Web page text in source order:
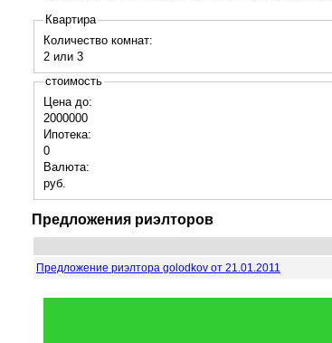
Квартира
Количество комнат:
2 или 3
стоимость
Цена до:
2000000
Ипотека:
0
Валюта:
руб.
Предложения риэлторов
Предложение риэлтора golodkov от 21.01.2011